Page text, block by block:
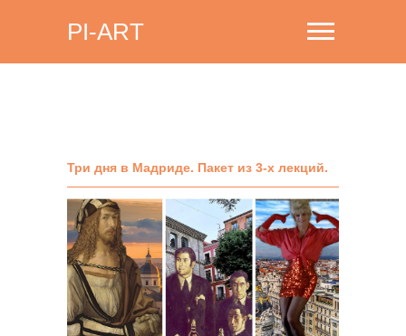
PI-ART
Три дня в Мадриде. Пакет из 3-х лекций.